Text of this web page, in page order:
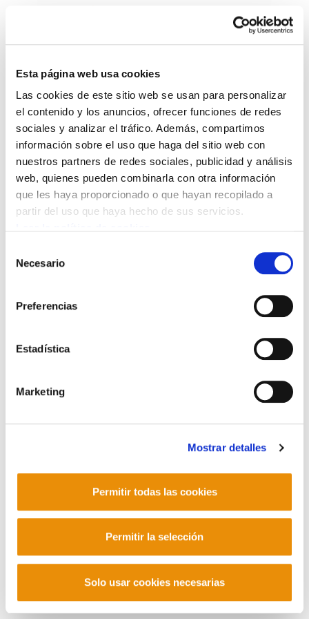
Esta página web usa cookies
Las cookies de este sitio web se usan para personalizar
el contenido y los anuncios, ofrecer funciones de redes
sociales y analizar el tráfico. Además, compartimos
información sobre el uso que haga del sitio web con
nuestros partners de redes sociales, publicidad y análisis
web, quienes pueden combinarla con otra información
que les haya proporcionado o que hayan recopilado a
partir del uso que haya hecho de sus servicios.
Necesario
Preferencias
Estadística
Marketing
Mostrar detalles
Permitir todas las cookies
Permitir la selección
Solo usar cookies necesarias
El machismo mata,
empobrece y atonta
20141125_ViolenciaSexistaInvisible.pdf247.3 KB
Dia Internacional contra la violencia sexista,
CANAL DE INFORMACIÓN
POLÍTICA DE PRIVACIDAD
ACCESIBILIDAD
Barrainkua 13 - 48009 Bilbo -
Corderliers karrika 20 - 64100 Baiona -
Contacto